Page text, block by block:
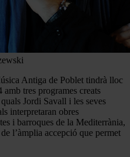
Antiga de Poblet tindrà lloc
amb tres programes creats
Jordi Savall i les seves
interpretaran obres
i barroques de la Mediterrània,
l’àmplia accepció que permet